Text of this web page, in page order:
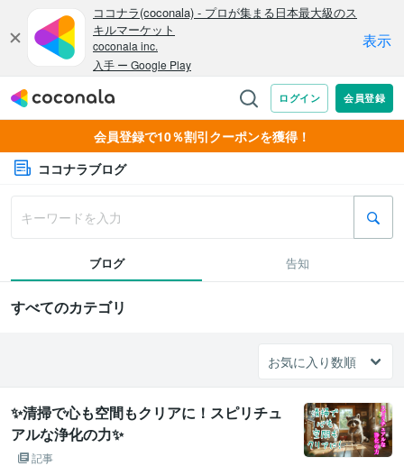
会員登録で10％割引クーポンを獲得！
ココナラブログ
ブログ 告知
すべてのカテゴリ
✨清掃で心も空間もクリアに！スピリチュ
アルな浄化の力✨
記事